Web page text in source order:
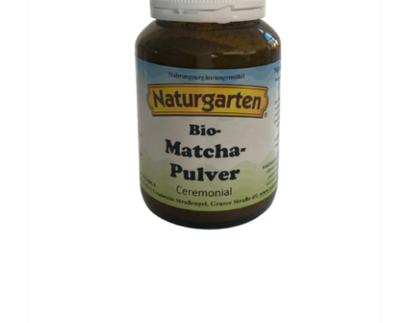
WEIST
MEHRERE
VARIANTEN
AUF.
DIE
OPTIONEN
KÖNNEN
AUF
DER
PRODUKTSEITE
GEWÄHLT
WERDEN